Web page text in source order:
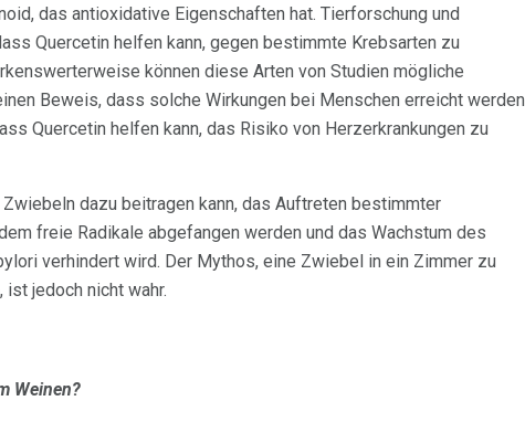
das antioxidative Eigenschaften hat. Tierforschung und
Quercetin helfen kann, gegen bestimmte Krebsarten zu
können diese Arten von Studien mögliche
Beweis, dass solche Wirkungen bei Menschen erreicht werden
Quercetin helfen kann, das Risiko von Herzerkrankungen zu
dazu beitragen kann, das Auftreten bestimmter
freie Radikale abgefangen werden und das Wachstum des
verhindert wird. Der Mythos, eine Zwiebel in ein Zimmer zu
ist jedoch nicht wahr.
Weinen?